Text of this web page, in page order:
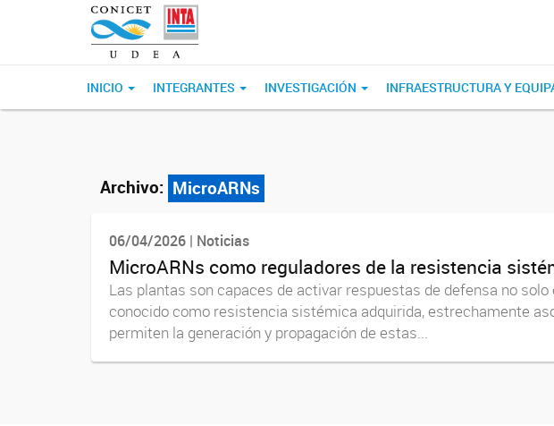
INICIO INTEGRANTES INVESTIGACIÓN INFRAESTRUCTURA Y
Archivo: MicroARNs
06/04/2026 | Noticias
MicroARNs como reguladores de la resistencia
Las plantas son capaces de activar respuestas de defensa no
conocido como resistencia sistémica adquirida, estrechamente
permiten la generación y propagación de estas...